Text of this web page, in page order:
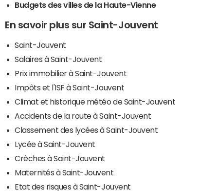
Budgets des villes de la Haute-Vienne
En savoir plus sur Saint-Jouvent
Saint-Jouvent
Salaires à Saint-Jouvent
Prix immobilier à Saint-Jouvent
Impôts et l'ISF à Saint-Jouvent
Climat et historique météo de Saint-Jouvent
Accidents de la route à Saint-Jouvent
Classement des lycées à Saint-Jouvent
Lycée à Saint-Jouvent
Crèches à Saint-Jouvent
Maternités à Saint-Jouvent
Etat des risques à Saint-Jouvent